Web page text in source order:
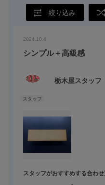
絞り込み
2024.10.4
シンプル＋高級感
栃木屋スタッフ
スタッフがおすすめする合わ